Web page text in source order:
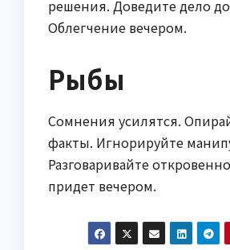
решения. Доведите дело
Облегчение вечером.
Рыбы
Сомнения усилятся.
факты. Игнорируйте
Разговаривайте
придет вечером.